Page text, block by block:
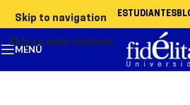
Skip to navigation
Skip to main content
ESTUDIANTES
MENÚ